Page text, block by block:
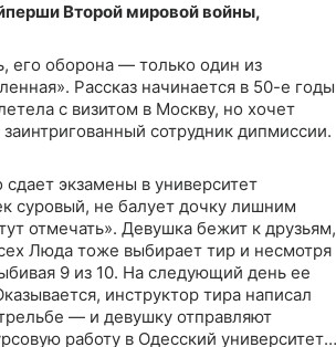
Второй мировой войны,
его оборона — только один из
Рассказ начинается в 50-е годы
с визитом в Москву, но хочет
сотрудник дипмиссии.
сдает экзамены в университет
суровый, не балует дочку лишним
отмечать». Девушка бежит к друзьям,
Люда тоже выбирает тир и несмотря
9 из 10. На следующий день ее
инструктор тира написал
— и девушку отправляют
работу в Одесский университет.